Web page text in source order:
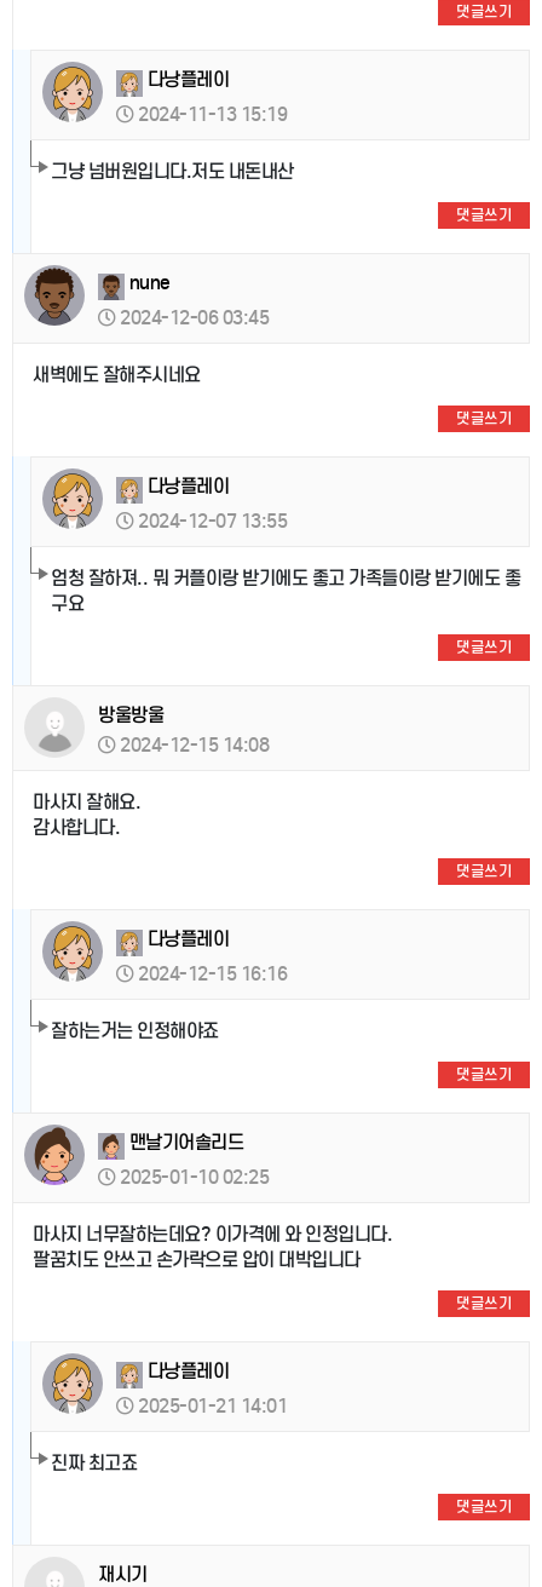
댓글쓰기
다낭플레이
2024-11-13 15:19
그냥 넘버원입니다.저도 내돈내산
댓글쓰기
nune
2024-12-06 03:45
새벽에도 잘해주시네요
댓글쓰기
다낭플레이
2024-12-07 13:55
엄청 잘하져.. 뭐 커플이랑 받기에도 좋고 가족들이랑 받기에도 좋
구요
댓글쓰기
방울방울
2024-12-15 14:08
마사지 잘해요.
감사합니다.
댓글쓰기
다낭플레이
2024-12-15 16:16
잘하는거는 인정해야죠
댓글쓰기
맨날기어솔리드
2025-01-10 02:25
마사지 너무잘하는데요? 이가격에 와 인정입니다.
팔꿈치도 안쓰고 손가락으로 압이 대박입니다
댓글쓰기
다낭플레이
2025-01-21 14:01
진짜 최고죠
댓글쓰기
재시기